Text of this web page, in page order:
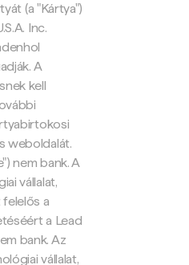
(a "Kártya")
Inc.
A
kell
weboldalát.
nem bank. A
vállalat,
a
a Lead
bank. Az
vállalat,